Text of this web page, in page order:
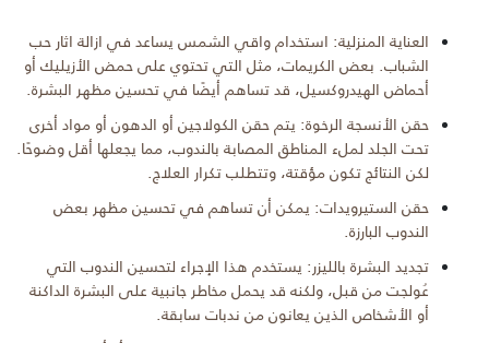
العناية المنزلية: استخدام واقي الشمس يساعد في ازالة اثار حب
الشباب. بعض الكريمات، مثل التي تحتوي على حمض الأزيليك أو
أحماض الهيدروكسيل، قد تساهم أيضًا في تحسين مظهر البشرة.
حقن الأنسجة الرخوة: يتم حقن الكولاجين أو الدهون أو مواد أخرى
تحت الجلد لملء المناطق المصابة بالندوب، مما يجعلها أقل وضوحًا.
لكن النتائج تكون مؤقتة، وتتطلب تكرار العلاج.
حقن الستيرويدات: يمكن أن تساهم في تحسين مظهر بعض
الندوب البارزة.
تجديد البشرة بالليزر: يستخدم هذا الإجراء لتحسين الندوب التي
عُولجت من قبل، ولكنه قد يحمل مخاطر جانبية على البشرة الداكنة
أو الأشخاص الذين يعانون من ندبات سابقة.